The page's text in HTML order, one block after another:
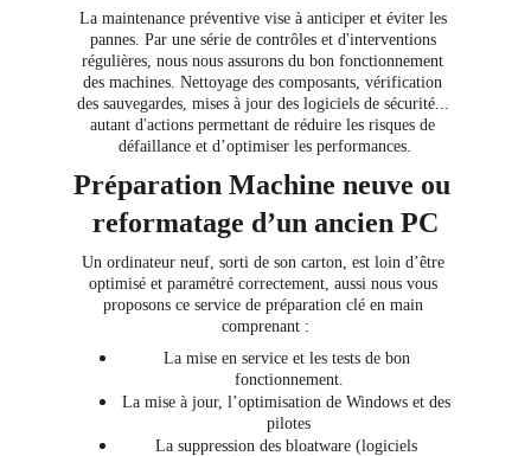
La maintenance préventive vise à anticiper et éviter les
pannes. Par une série de contrôles et d'interventions
régulières, nous nous assurons du bon fonctionnement
des machines. Nettoyage des composants, vérification
des sauvegardes, mises à jour des logiciels de sécurité...
autant d'actions permettant de réduire les risques de
défaillance et d’optimiser les performances.
Préparation Machine neuve ou
reformatage d’un ancien PC
Un ordinateur neuf, sorti de son carton, est loin d’être
optimisé et paramétré correctement, aussi nous vous
proposons ce service de préparation clé en main
comprenant :
La mise en service et les tests de bon
fonctionnement.
La mise à jour, l’optimisation de Windows et des
pilotes
La suppression des bloatware (logiciels